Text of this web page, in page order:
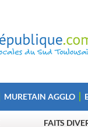
MURETAIN AGGLO
FAITS